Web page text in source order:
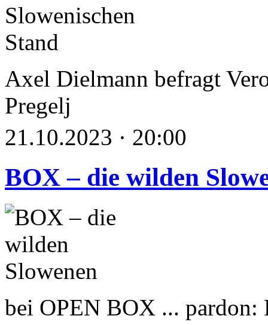
Axel Dielmann befragt
Pregelj
21.10.2023 · 20:00
BOX – die wilden
bei OPEN BOX ... pardon: